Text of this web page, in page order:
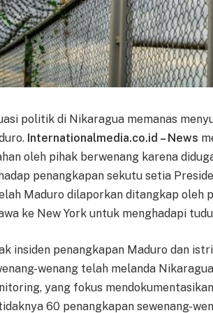
politik di Nikaragua memanas
Internationalmedia.co.id – News
oleh pihak berwenang karena
penangkapan sekutu setia
Maduro dilaporkan ditangkap oleh
ke New York untuk menghadapi
insiden penangkapan Maduro dan
wenang telah melanda
yang fokus
60 penangkapan sewenang-